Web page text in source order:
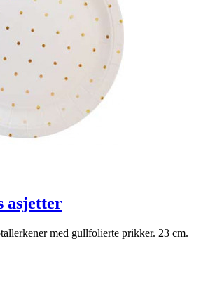
asjetter
med gullfolierte prikker. 23 cm.